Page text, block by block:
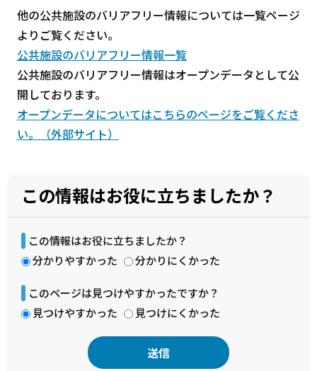
他の公共施設のバリアフリー情報については一覧ページ
よりご覧ください。
公共施設のバリアフリー情報一覧
公共施設のバリアフリー情報はオープンデータとして公
開しております。
オープンデータについてはこちらのページをご覧くださ
い。（外部サイト）
この情報はお役に立ちましたか？
この情報はお役に立ちましたか？
分かりやすかった
分かりにくかった
このページは見つけやすかったですか？
見つけやすかった
見つけにくかった